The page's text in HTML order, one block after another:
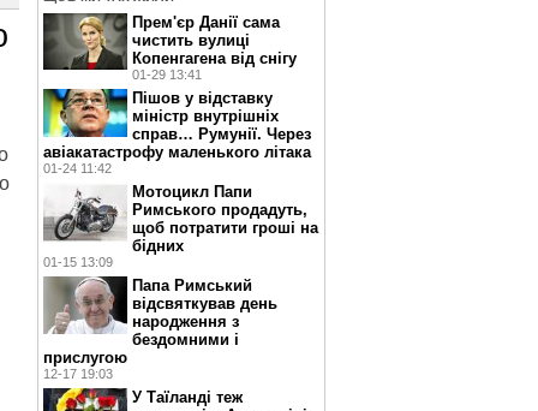
Прем'єр Данії сама
чистить вулиці
Копенгагена від снігу
01-29 13:41
Пішов у відставку
міністр внутрішніх
справ… Румунії. Через
авіакатастрофу маленького літака
01-24 11:42
Мотоцикл Папи
Римського продадуть,
щоб потратити гроші на
бідних
01-15 13:09
Папа Римський
відсвяткував день
народження з
бездомними і
прислугою
12-17 19:03
У Таїланді теж